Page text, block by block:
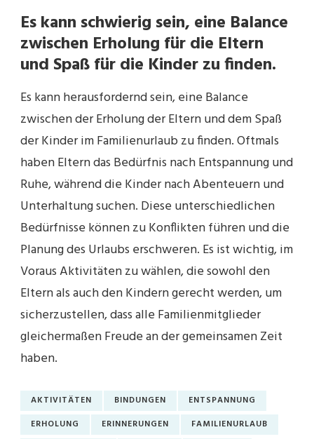
Es kann schwierig sein, eine Balance
zwischen Erholung für die Eltern
und Spaß für die Kinder zu finden.
Es kann herausfordernd sein, eine Balance
zwischen der Erholung der Eltern und dem Spaß
der Kinder im Familienurlaub zu finden. Oftmals
haben Eltern das Bedürfnis nach Entspannung und
Ruhe, während die Kinder nach Abenteuern und
Unterhaltung suchen. Diese unterschiedlichen
Bedürfnisse können zu Konflikten führen und die
Planung des Urlaubs erschweren. Es ist wichtig, im
Voraus Aktivitäten zu wählen, die sowohl den
Eltern als auch den Kindern gerecht werden, um
sicherzustellen, dass alle Familienmitglieder
gleichermaßen Freude an der gemeinsamen Zeit
haben.
AKTIVITÄTEN BINDUNGEN
ENTSPANNUNG
ERHOLUNG
ERINNERUNGEN
FAMILIENURLAUB